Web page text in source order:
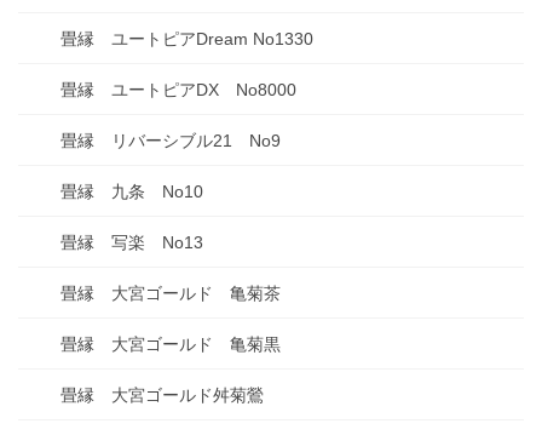
畳縁 ユートピアDream No1330
畳縁 ユートピアDX No8000
畳縁 リバーシブル21 No9
畳縁 九条 No10
畳縁 写楽 No13
畳縁 大宮ゴールド 亀菊茶
畳縁 大宮ゴールド 亀菊黒
畳縁 大宮ゴールド舛菊鶯